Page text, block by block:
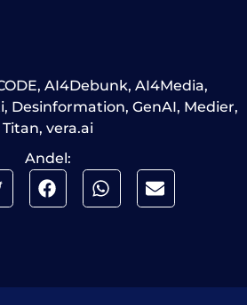
, AI4Debunk, AI4Media,
, Desinformation, GenAI, Medier,
Titan, vera.ai
Andel: